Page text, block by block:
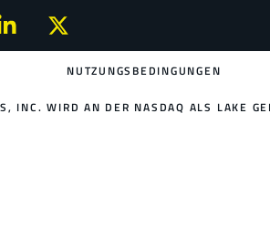
NUTZUNGSBEDINGUNGEN
INC. WIRD AN DER NASDAQ ALS LAKE